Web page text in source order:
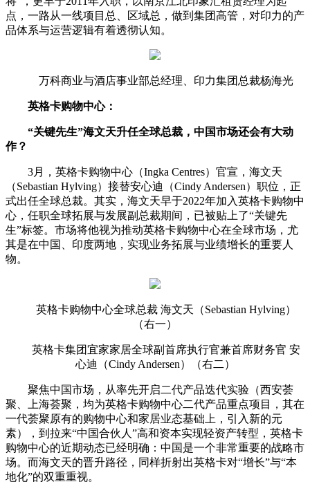
点，一路从一线项目总、区域总，做到集团高管，对印力的产
品体系与运营逻辑有着透彻认知。
万科商业与酒店事业部总经理、印力集团总裁杨海光
英格卡购物中心：
“关键先生”海文天升任全球总裁，中国市场还会有大动
作？
3月，英格卡购物中心（Ingka Centres）官宣，海文天
（Sebastian Hylving）接替安心迪（Cindy Andersen）职位，正
式出任全球总裁。其实，海文天早于2022年加入英格卡购物中
心，任职全球拓展与发展副总裁期间，已被贴上了“关键先
生”标签。市场将他视为推动英格卡购物中心在全球市场，尤
其是在中国、印度两地，实现业务拓展与业绩增长的重要人
物。
英格卡购物中心全球总裁 海文天（Sebastian Hylving）
（右一）
英格卡集团宜家家居全球副首席执行官兼首席财务官 安
心迪（Cindy Andersen）（右二）
聚焦中国市场，从率先开启二代产品迭代实验（西安荟
聚、上海荟聚，均为英格卡购物中心二代产品重点项目，其在
一代荟聚原有的购物中心和家居业态基础上，引入新的元
素），到拉来“中国合伙人”高和资本实现轻资产转型，英格卡
购物中心的近期动态已经明确：中国是一个非常重要的战略市
场。而海文天的晋升路径，同样折射出英格卡对“增长”与“本
地化”的双重重视。